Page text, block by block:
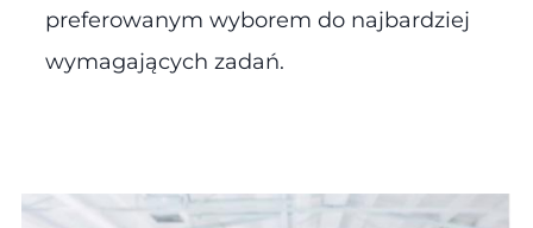
preferowanym wyborem do najbardziej
wymagających zadań.